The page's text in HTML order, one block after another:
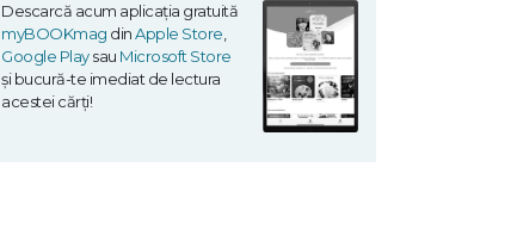
Descarcă acum aplicația gratuită
myBOOKmag dinApple Store
Google Playsau Microsoft Store
și bucură-te imediat de lectura
acestei cărți!